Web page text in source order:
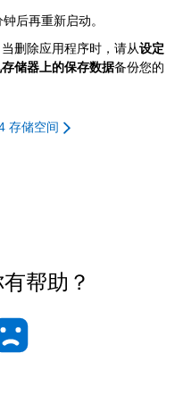
后再重新启动。
删除应用程序时，请从设定
储器上的保存数据备份您的
存储空间
帮助？